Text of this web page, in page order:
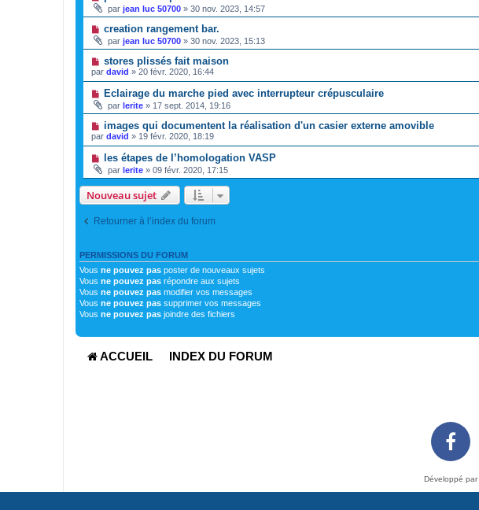
par jean luc 50700 » 30 nov. 2023, 14:57
creation rangement bar.
par jean luc 50700 » 30 nov. 2023, 15:13
stores plissés fait maison
par david » 20 févr. 2020, 16:44
Eclairage du marche pied avec interrupteur crépusculaire
par lerite » 17 sept. 2014, 19:16
images qui documentent la réalisation d'un casier externe amovible
par david » 19 févr. 2020, 18:19
les étapes de l’homologation VASP
par lerite » 09 févr. 2020, 17:15
Nouveau sujet
Retourner à l’index du forum
PERMISSIONS DU FORUM
Vous ne pouvez pas poster de nouveaux sujets
Vous ne pouvez pas répondre aux sujets
Vous ne pouvez pas modifier vos messages
Vous ne pouvez pas supprimer vos messages
Vous ne pouvez pas joindre des fichiers
ACCUEIL INDEX DU FORUM
Développé par